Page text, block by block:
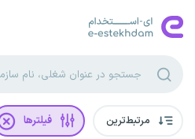
مرتبط‌ترین فیلترها